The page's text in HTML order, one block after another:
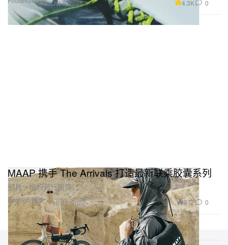
Jul 8, 2025 4.3K 0
Fashion 时装
MAAP 携手 The Arrivals 打造最新联乘胶囊系列
别具一格的骑行服饰。
Feb 23, 2022 377 0